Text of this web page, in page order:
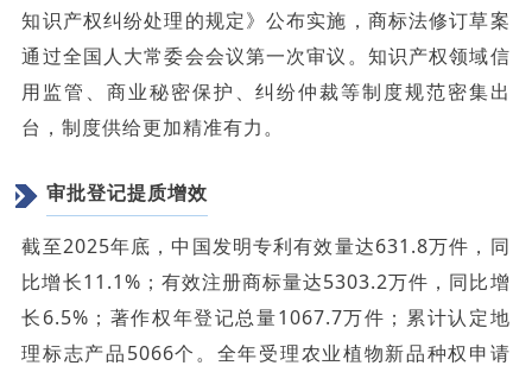
知识产权纠纷处理的规定》公布实施，商标法修订草案
通过全国人大常委会会议第一次审议。知识产权领域信
用监管、商业秘密保护、纠纷仲裁等制度规范密集出
台，制度供给更加精准有力。
审批登记提质增效
截至2025年底，中国发明专利有效量达631.8万件，同
比增长11.1%；有效注册商标量达5303.2万件，同比增
长6.5%；著作权年登记总量1067.7万件；累计认定地
理标志产品5066个。全年受理农业植物新品种权申请